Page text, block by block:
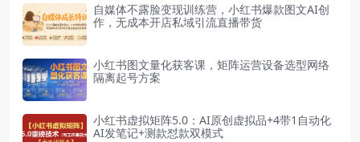
自媒体不露脸变现训练营，小红书爆款图文AI创
作，无成本开店私域引流直播带货
小红书图文量化获客课，矩阵运营设备选型网络
隔离起号方案
小红书虚拟矩阵5.0：AI原创虚拟品+4带1自动化
AI发笔记+测款怼款双模式